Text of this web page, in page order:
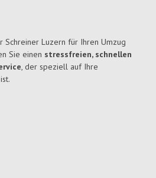
Schreiner Luzern für Ihren Umzug
Sie einen stressfreien, schnellen
, der speziell auf Ihre